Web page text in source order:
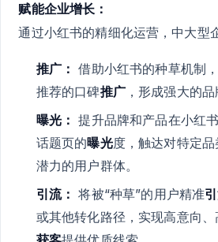
赋能企业增长：
通过小红书的精细化运营，中大型
推广： 借助小红书的种草机制
推荐的口碑推广，形成强大的品
曝光： 提升品牌和产品在小红
话题页的曝光度，触达对特定
潜力的用户群体。
引流： 将被“种草”的用户精准
或其他转化路径，实现高意向